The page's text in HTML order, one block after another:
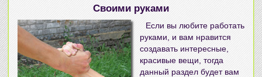
Своими руками
Если вы любите работать
руками, и вам нравится
создавать интересные,
красивые вещи, тогда
данный раздел будет вам